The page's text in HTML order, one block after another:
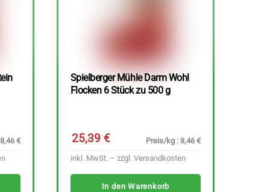
€
Spielberger Mühle Darm Wohl
Flocken 6 Stück zu 500 g
25,39€
Preis/kg : 8,46 €
inkl. MwSt. – zzgl. Versandkosten
In den Warenkorb